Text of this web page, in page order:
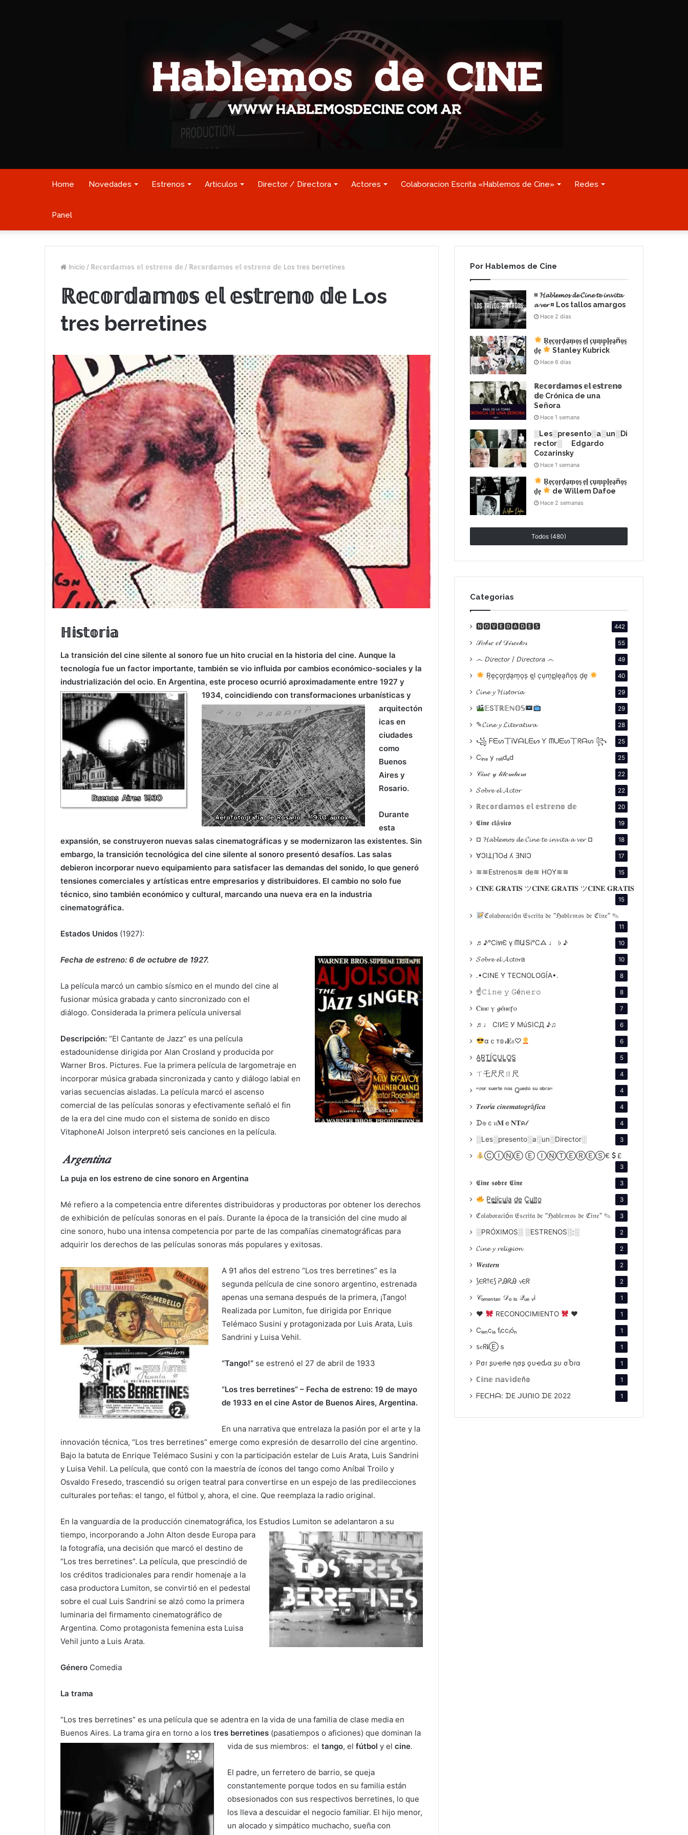
Home Novedades Estrenos Articulos Director / Directora Actores Colaboracion Escrita «Hablemos de Cine» Redes
Panel
Inicio / ℝ𝕖𝕔𝕠𝕣𝕕𝕒𝕞𝕠𝕤 𝕖𝕝 𝕖𝕤𝕥𝕣𝕖𝕟𝕠 𝕕𝕖 / ℝ𝕖𝕔𝕠𝕣𝕕𝕒𝕞𝕠𝕤 𝕖𝕝 𝕖𝕤𝕥𝕣𝕖𝕟𝕠 𝕕𝕖 Los tres berretines
ℝ𝕖𝕔𝕠𝕣𝕕𝕒𝕞𝕠𝕤 𝕖𝕝 𝕖𝕤𝕥𝕣𝕖𝕟𝕠 𝕕𝕖 Los
tres berretines
ℍ𝕚𝕤𝕥𝕠𝕣𝕚𝕒
La transición del cine silente al sonoro fue un hito crucial en la historia del cine. Aunque la
tecnología fue un factor importante, también se vio influida por cambios económico-sociales y la
industrialización del ocio. En Argentina, este proceso ocurrió aproximadamente entre 1927 y
1934, coincidiendo contransformaciones urbanísticas y
arquitectón
icas en
ciudades
como
Buenos
Aires y
Rosario.
Durante
esta
expansión, se construyeron nuevas salas cinematográficas y se modernizaron las existentes. Sin
embargo, la transición tecnológica del cine silente al sonoro presentó desafíos. Las salas
debieron incorporar nuevo equipamiento para satisfacer las demandas del sonido, lo que generó
tensiones comerciales y artísticas entre empresarios y distribuidores. El cambio no solo fue
técnico, sino también económico y cultural, marcando una nueva era en la industria
cinematográfica.
Estados Unidos (1927):
Fecha de estreno: 6 de octubre de 1927.
La película marcó un cambio sísmico en el mundo del cine al
fusionar música grabada y canto sincronizado con el
diálogo. Considerada la primera película universal
Descripción: “El Cantante de Jazz” es una película
estadounidense dirigida por Alan Crosland y producida por
Warner Bros. Pictures. Fue la primera película de largometraje en
incorporar música grabada sincronizada y canto y diálogo labial en
varias secuencias aisladas. La película marcó el ascenso
comercial de las películas sonoras y efectivamente señaló el fin
de la era del cine mudo con el sistema de sonido en disco
VitaphoneAl Jolson interpretó seis canciones en la película.
𝐴𝑟𝑔𝑒𝑛𝑡𝑖𝑛𝑎
La puja en los estreno de cine sonoro en Argentina
Mé refiero a la competencia entre diferentes distribuidoras y productoras por obtener los derechos
de exhibición de películas sonoras en el país. Durante la época de la transición del cine mudo al
cine sonoro, hubo una intensa competencia por parte de las compañías cinematográficas para
adquirir los derechos de las películas sonoras más populares y exitosas.
A 91 años del estreno “Los tres berretines” es la
segunda película de cine sonoro argentino, estrenada
apenas una semana después de la primera, ¡Tango!
Realizada por Lumiton, fue dirigida por Enrique
Telémaco Susini y protagonizada por Luis Arata, Luis
Sandrini y Luisa Vehil.
“Tango!” se estrenó el 27 de abril de 1933
“Los tres berretines” – Fecha de estreno: 19 de mayo
de 1933 en el cine Astor de Buenos Aires, Argentina.
En una narrativa que entrelaza la pasión por el arte y la
innovación técnica, “Los tres berretines” emerge como expresión de desarrollo del cine argentino.
Bajo la batuta de Enrique Telémaco Susini y con la participación estelar de Luis Arata, Luis Sandrini
y Luisa Vehil. La película, que contó con la maestría de íconos del tango como Aníbal Troilo y
Osvaldo Fresedo, trascendió su origen teatral para convertirse en un espejo de las predilecciones
culturales porteñas: el tango, el fútbol y, ahora, el cine. Que reemplaza la radio original.
En la vanguardia de la producción cinematográfica, los Estudios Lumiton se adelantaron a su
tiempo, incorporando a John Alton desde Europa para
la fotografía, una decisión que marcó el destino de
“Los tres berretines”. La película, que prescindió de
los créditos tradicionales para rendir homenaje a la
casa productora Lumiton, se convirtió en el pedestal
sobre el cual Luis Sandrini se alzó como la primera
luminaria del firmamento cinematográfico de
Argentina. Como protagonista femenina esta Luisa
Vehil junto a Luis Arata.
Género Comedia
La trama
“Los tres berretines” es una película que se adentra en la vida de una familia de clase media en
Buenos Aires. La trama gira en torno a los tres berretines (pasatiempos o aficiones) que dominan la
vida de sus miembros:eltango, elfútbol y elcine.
El padre, un ferretero de barrio, se queja
constantemente porque todos en su familia están
obsesionados con sus respectivos berretines, lo que
los lleva a descuidar el negocio familiar. El hijo menor,
un alocado y simpático muchacho, sueña con
Por Hablemos de Cine
¤ 𝓗𝓪𝓫𝓵𝓮𝓶𝓸𝓼 𝓭𝓮 𝓒𝓲𝓷𝓮 𝓽𝓮 𝓲𝓷𝓿𝓲𝓽𝓪
𝓪 𝓿𝓮𝓻 ¤ Los tallos amargos
Hace 2 días
R͙e͙c͙o͙r͙d͙a͙m͙o͙s͙ e͙l͙ c͙u͙m͙p͙l͙e͙a͙ño͙s͙
d͙e͙
Stanley Kubrick
Hace 6 días
ℝ𝕖𝕔𝕠𝕣𝕕𝕒𝕞𝕠𝕤 𝕖𝕝 𝕖𝕤𝕥𝕣𝕖𝕟𝕠
𝕕𝕖 Crónica de una
Señora
Hace 1 semana
░Les░presento░a░un░Di
rector░ Edgardo
Cozarinsky
Hace 1 semana
R͙e͙c͙o͙r͙d͙a͙m͙o͙s͙ e͙l͙ c͙u͙m͙p͙l͙e͙a͙ño͙s͙
d͙e͙
de Willem Dafoe
Hace 2 semanas
Todos (480)
Categorias
🅽🅾🆅🅴🅳🅰🅳🅴🆂 442
𝒮𝑜𝒷𝓇𝑒 𝑒𝓁 𝒟𝒾𝓇𝑒𝒸𝓉𝑜𝓇 55
෴ 𝘋𝘪𝘳𝘦𝘤𝘵𝘰𝘳 / 𝘋𝘪𝘳𝘦𝘤𝘵𝘰𝘳𝘢 ෴ 49
R͙e͙c͙o͙r͙d͙a͙m͙o͙s͙ e͙l͙ c͙u͙m͙p͙l͙e͙a͙ño͙s͙ d͙e͙ 40
𝓒𝓲𝓷𝓮 𝔂 𝓗𝓲𝓼𝓽𝓸𝓻𝓲𝓪 29
𝔼S𝕋ℝ𝔼ℕ𝕆𝕊 29
✎𝓒𝓲𝓷𝓮 𝔂 𝓛𝓲𝓽𝓮𝓻𝓪𝓽𝓾𝓻𝓪 28
꧁ ᖴᗴᔕ丅Ꭵᐯᗩᒪᗴᔕ Ƴ ᗰᑌᗴᔕ丅ᖇᗩᔕ ꧂ 25
Cᵢₙₑ y ᵣₑₗᵢdₐd 25
𝒞𝒾𝓃𝑒 𝓎 𝓁𝒾𝓉𝑒𝓇𝒶𝓉𝓊𝓇𝒶 22
𝓢𝓸𝓫𝓻𝓮 𝓮𝓵 𝓐𝓬𝓽𝓸𝓻 22
ℝ𝕖𝕔𝕠𝕣𝕕𝕒𝕞𝕠𝕤 𝕖𝕝 𝕖𝕤𝕥𝕣𝕖𝕟𝕠 𝕕𝕖 20
𝕮𝖎𝖓𝖊 𝖈𝖑á𝖘𝖎𝖈𝖔 19
¤ 𝓗𝓪𝓫𝓵𝓮𝓶𝓸𝓼 𝓭𝓮 𝓒𝓲𝓷𝓮 𝓽𝓮 𝓲𝓷𝓿𝓲𝓽𝓪 𝓪 𝓿𝓮𝓻 ¤ 18
∀ϽIꓕI̗⅂OԀ ʎ ƎNIϽ 17
≋≋Estrenos≋ de≋ HOY≋≋ 15
𝐂𝐈𝐍𝐄 𝐆𝐑𝐀𝐓𝐈𝐒 ツ𝐂𝐈𝐍𝐄 𝐆𝐑𝐀𝐓𝐈𝐒 ツ𝐂𝐈𝐍𝐄 𝐆𝐑𝐀𝐓𝐈𝐒
15
ℭ𝔬𝔩𝔞𝔟𝔬𝔯𝔞𝔠𝔦ó𝔫 𝔈𝔰𝔠𝔯𝔦𝔱𝔞 𝔡𝔢 “ℌ𝔞𝔟𝔩𝔢𝔪𝔬𝔰 𝔡𝔢 ℭ𝔦𝔫𝔢” ✎
11
♬♪℃іทЄ ү ᗰԱՏі℃ᗋ ♩ ♭ ♪ 10
𝓢𝓸𝓫𝓻𝓮 𝓮𝓵 𝓐𝓬𝓽𝓸𝓻a 10
.•CINE Y TECNOLOGÍA•. 8
☝𝙲𝚒𝚗𝚎 𝚢 𝙶é𝚗𝚎𝚛𝚘 8
Ⲥⲓⲛⲉ ⲩ 𝓰ⲉ́ⲛⲉꞅⲟ 7
♬♩ CIИΞ У MúSICД ♪♫ 6
αｃт𝕠𝓇𝐄𝔰♡ 6
A̳R̳T̳Í̳C̳U̳L̳O̳S̳ 5
ㄒ乇尺尺ㄖ尺 4
"ᴾᵒʳ ˢᵘᵉʳᵗᵉ ⁿᵒˢ Qᵘᵉᵈᵒ ˢᵘ ᵒᵇʳᵃ" 4
𝑻𝒆𝒐𝒓í𝒂 𝒄𝒊𝒏𝒆𝒎𝒂𝒕𝒐𝒈𝒓á𝒇𝒊𝒄𝒂 4
ᗪ๏ｃ𝔲𝐌ｅ𝐍𝐓ค𝓁 4
░Les░presento░a░un░Director░ 3
ⒸⒾⓃⒺ Ⓔ ⒾⓃⓉⒺⓇⒺⓈ€ £
3
𝕮𝖎𝖓𝖊 𝖘𝖔𝖇𝖗𝖊 𝕮𝖎𝖓𝖊 3
P̳e̳l̳í̳c̳u̳l̳a̳ d̳e̳ C̳u̳l̳t̳o̳ 3
ℭ𝔬𝔩𝔞𝔟𝔬𝔯𝔞𝔠𝔦ó𝔫 𝔈𝔰𝔠𝔯𝔦𝔱𝔞 𝔡𝔢 “ℌ𝔞𝔟𝔩𝔢𝔪𝔬𝔰 𝔡𝔢 ℭ𝔦𝔫𝔢” ✎ 3
░PRÓXIMOS░ ░ESTRENOS░:░ 2
𝓒𝓲𝓷𝓮 𝔂 𝓻𝓮𝓵𝓲𝓰𝓲𝓸𝓷 2
𝑾𝒆𝒔𝒕𝒆𝒓𝒏 2
⟆∈ᖇ⫯∈⟆ ᕈᎯᖇᎯ 𝓿∈ᖇ 2
𝒞ₒₘₑₙₜₐₙ 𝒟ₒ ₗₒ 𝒬ᵤₑ ᵥi 1
♥ RECONOCIMIENTO ♥ 1
Cᵢₑₙcᵢₐ fᵢccᵢóₙ 1
𝕤𝔢ᖇ𝐢Ⓔｓ 1
Pσɾ ʂυҽɾƚҽ ɳσʂ ϙυҽԃα ʂυ σႦɾα 1
ℂ𝕚𝕟𝕖 𝕟𝕒𝕧𝕚𝕕𝕖ñ𝕠 1
ᖴEᑕᕼᗩ: ᗪE ᒍᑌᑎIO ᗪE 2022 1